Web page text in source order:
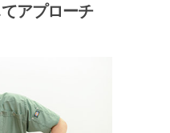
アプローチ